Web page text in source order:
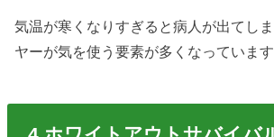
気温が寒くなりすぎると病人が出てし
ヤーが気を使う要素が多くなっています